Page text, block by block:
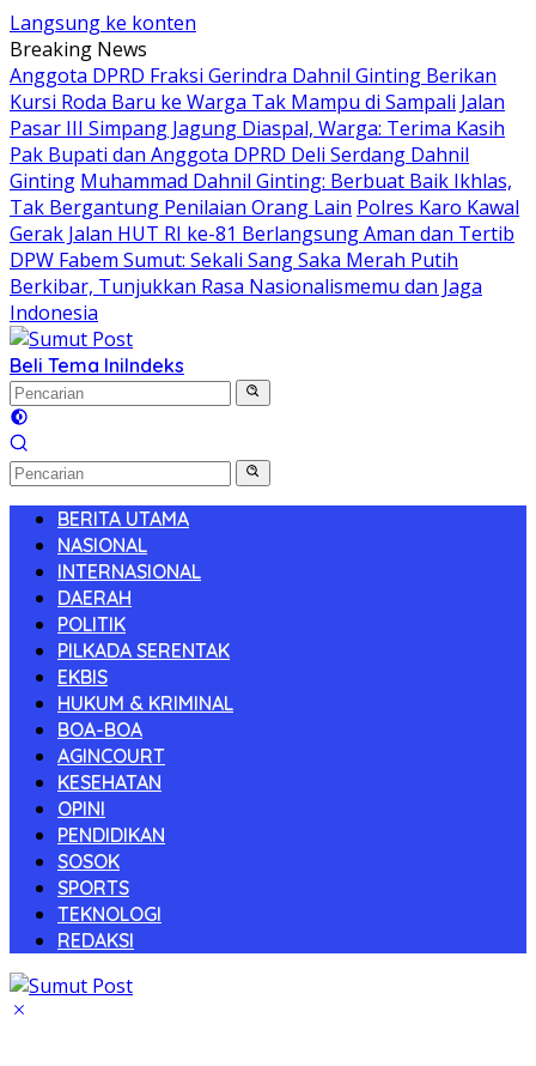
Langsung ke konten
Breaking News
Anggota DPRD Fraksi Gerindra Dahnil Ginting Berikan
Kursi Roda Baru ke Warga Tak Mampu di Sampali Jalan
Pasar III Simpang Jagung Diaspal, Warga: Terima Kasih
Pak Bupati dan Anggota DPRD Deli Serdang Dahnil
Ginting Muhammad Dahnil Ginting: Berbuat Baik Ikhlas,
Tak Bergantung Penilaian Orang Lain Polres Karo Kawal
Gerak Jalan HUT RI ke-81 Berlangsung Aman dan Tertib
DPW Fabem Sumut: Sekali Sang Saka Merah Putih
Berkibar, Tunjukkan Rasa Nasionalismemu dan Jaga
Indonesia
Beli Tema IniIndeks
BERITA UTAMA
NASIONAL
INTERNASIONAL
DAERAH
POLITIK
PILKADA SERENTAK
EKBIS
HUKUM & KRIMINAL
BOA-BOA
AGINCOURT
KESEHATAN
OPINI
PENDIDIKAN
SOSOK
SPORTS
TEKNOLOGI
REDAKSI